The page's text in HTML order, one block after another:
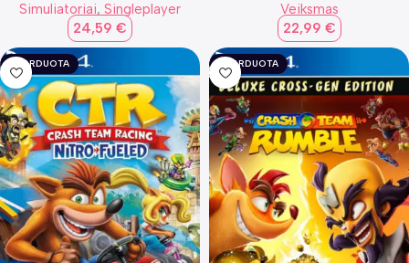
Simuliatoriai, Singleplayer
24,59 €
Veiksmas
22,99 €
IŠPARDUOTA IŠPARDUOTA